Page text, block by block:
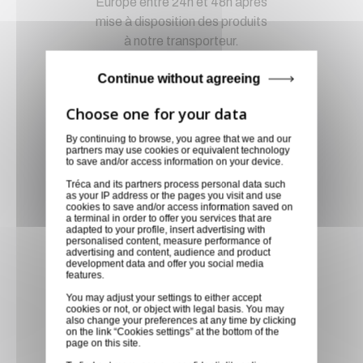
mise à disposition des produits
à notre transporteur.
Paiement sécurisé
Paiement CB, virement,
Optez pour la tranquillité
d'esprit en confiant vos
demandes techniques et devis
à notre service clients par mail.
prête à vous fournir des
solutions sur mesure et des
réponses rapides. Envoyez-
By continuing to browse, you agree that we and our
partners may use cookies or equivalent technology
to save and/or access information on your device.
Tréca and its partners process personal data such
as your IP address or the pages you visit and use
cookies to save and/or access information saved on
a terminal in order to offer you services that are
adapted to your profile, insert advertising with
personalised content, measure performance of
advertising and content, audience and product
development data and offer you social media
features.
You may adjust your settings to either accept
cookies or not, or object with legal basis. You may
also change your preferences at any time by clicking
on the link “Cookies settings” at the bottom of the
page on this site.
Continue without agreeing